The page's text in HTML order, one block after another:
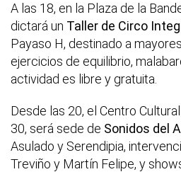
A las 18, en la Plaza de la
dictará un Taller de Circo
Payaso H, destinado a
ejercicios de equilibrio,
actividad es libre y gratuita.
Desde las 20, el Centro
30, será sede de Sonidos del
Asulado y Serendipia,
Treviño y Martín Felipe, y